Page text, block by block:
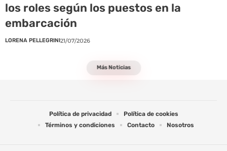
los roles según los puestos en la
embarcación
LORENA PELLEGRINI21/07/2026
Más Noticias
Política de privacidad
Política de cookies
Términos y condiciones
Contacto Nosotros